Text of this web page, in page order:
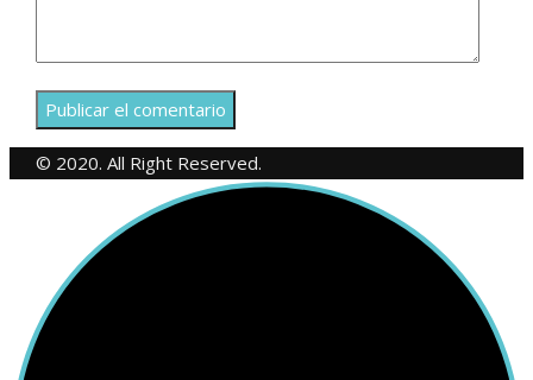
© 2020. All Right Reserved.